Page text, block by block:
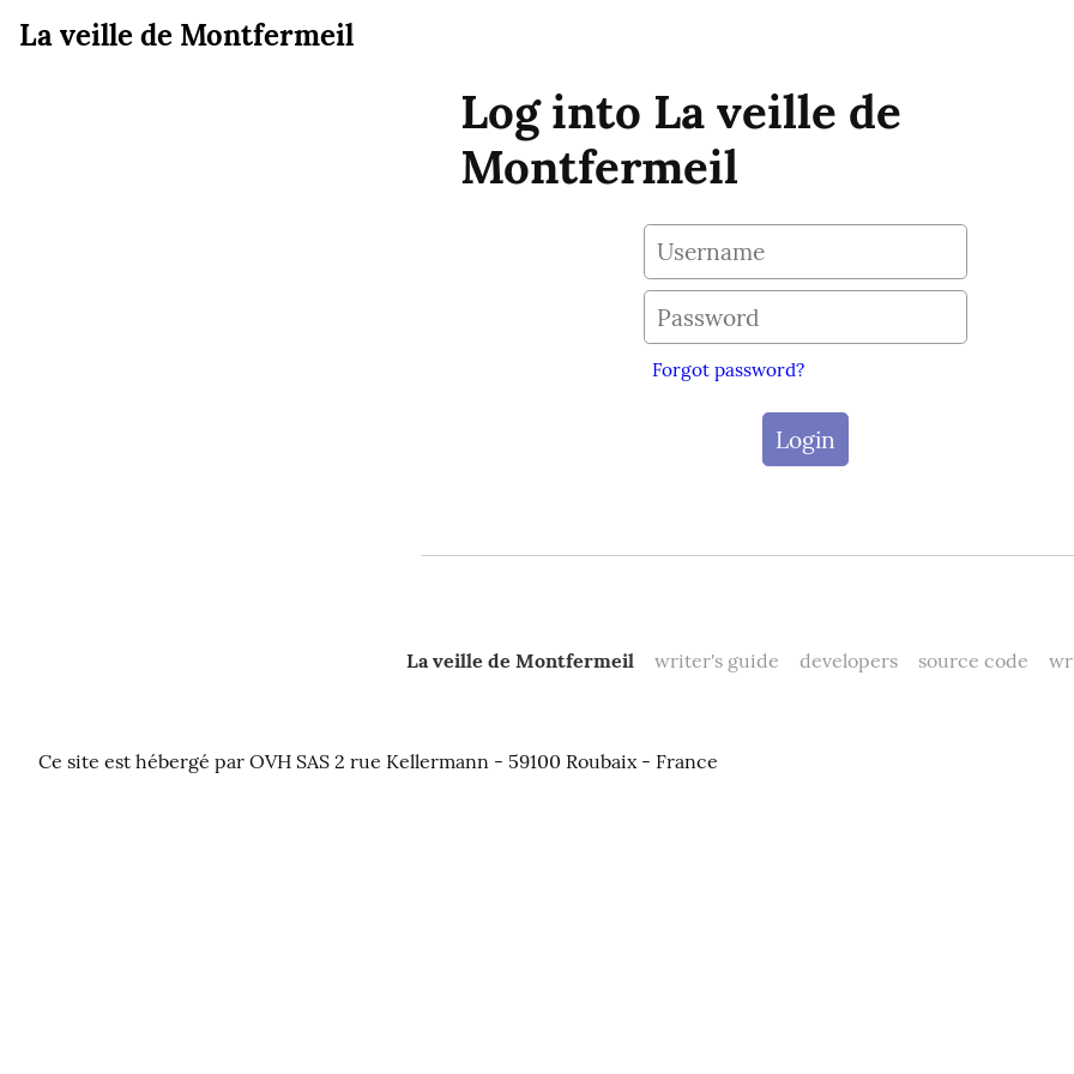
La veille de Montfermeil
Log into La veille de
Montfermeil
Forgot password?
La veille de Montfermeil writer's guide developers source code
Ce site est hébergé par OVH SAS 2 rue Kellermann - 59100 Roubaix - France